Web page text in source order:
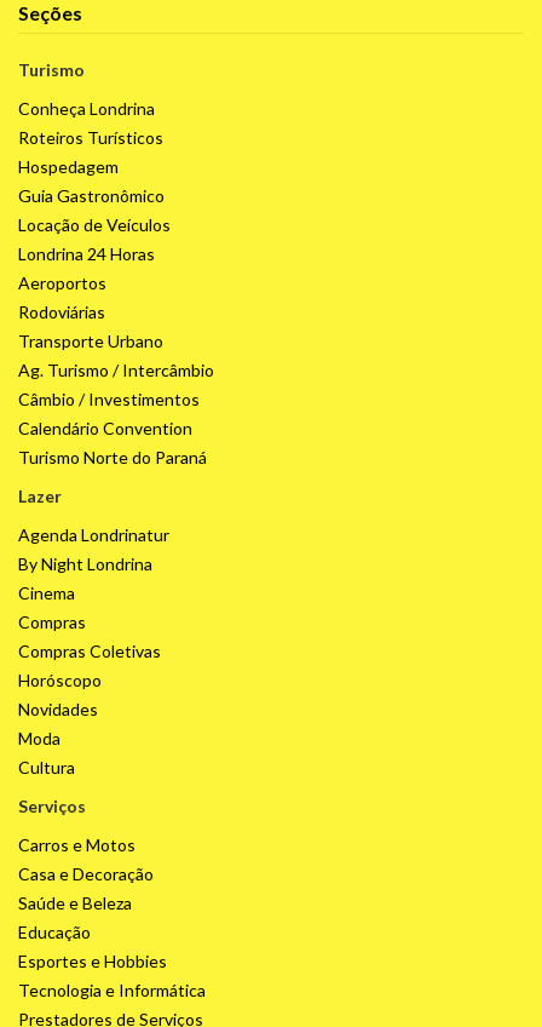
Seções
Turismo
Conheça Londrina
Roteiros Turísticos
Hospedagem
Guia Gastronômico
Locação de Veículos
Londrina 24 Horas
Aeroportos
Rodoviárias
Transporte Urbano
Ag. Turismo / Intercâmbio
Câmbio / Investimentos
Calendário Convention
Turismo Norte do Paraná
Lazer
Agenda Londrinatur
By Night Londrina
Cinema
Compras
Compras Coletivas
Horóscopo
Novidades
Moda
Cultura
Serviços
Carros e Motos
Casa e Decoração
Saúde e Beleza
Educação
Esportes e Hobbies
Tecnologia e Informática
Prestadores de Serviços